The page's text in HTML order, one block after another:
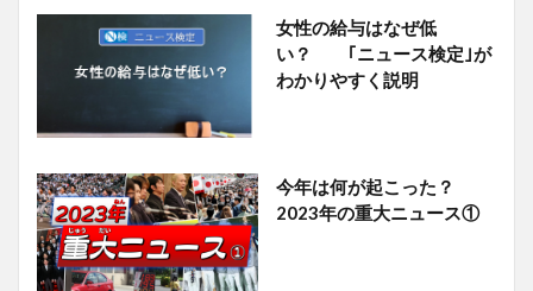
女性の給与はなぜ低
い？ ｢ニュース検定｣が
わかりやすく説明
今年は何が起こった？
2023年の重大ニュース①